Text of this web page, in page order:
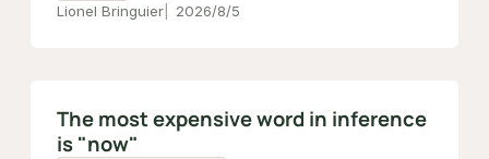
Lionel Bringuier
2026/8/5
The most expensive word in inference
is "now"